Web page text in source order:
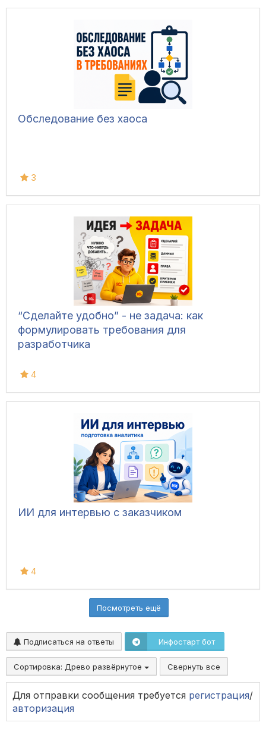
Обследование без хаоса
3
“Сделайте удобно” - не задача: как
формулировать требования для
разработчика
4
ИИ для интервью с заказчиком
4
Посмотреть ещё
Подписаться на ответы Инфостарт бот
Сортировка: Древо развёрнутое Свернуть все
Для отправки сообщения требуется регистрация/
авторизация